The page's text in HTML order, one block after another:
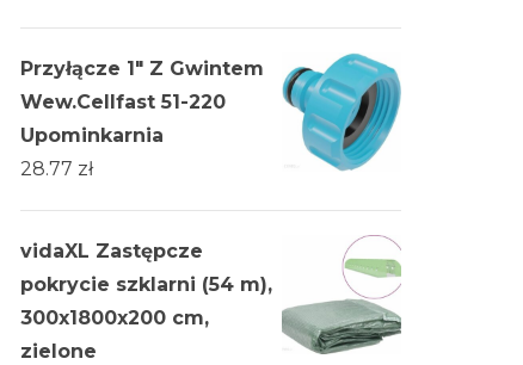
Przyłącze 1" Z Gwintem
Wew.Cellfast 51-220
Upominkarnia
28.77 zł
vidaXL Zastępcze
pokrycie szklarni (54 m),
300x1800x200 cm,
zielone